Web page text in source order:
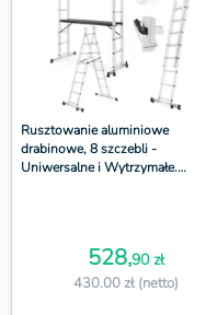
Rusztowanie aluminiowe
drabinowe, 8 szczebli -
Uniwersalne i Wytrzymałe.
528,90 zł
430.00 zł (netto)